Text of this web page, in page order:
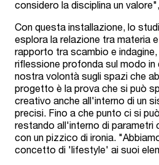
considero la disciplina un
Con questa installazione, lo
esplora la relazione tra materia
rapporto tra scambio e
riflessione profonda sul modo in
nostra volontà sugli spazi che
progetto è la prova che si può
creativo anche all'interno di un
precisi. Fino a che punto ci si
restando all'interno di parametri
con un pizzico di ironia.
concetto di 'lifestyle' ai suoi